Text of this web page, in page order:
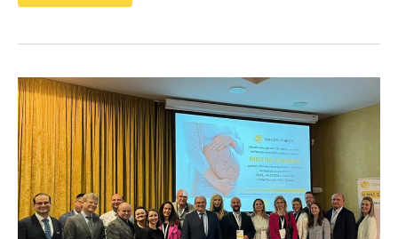
zdravou